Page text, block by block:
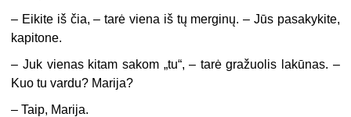
– Eikite iš čia, – tarė viena iš tų merginų. – Jūs pasakykite,
kapitone.
– Juk vienas kitam sakom „tu“, – tarė gražuolis lakūnas. –
Kuo tu vardu? Marija?
– Taip, Marija.